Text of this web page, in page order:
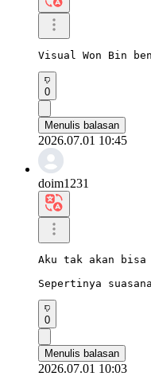
Visual Won Bin
0
Menulis balasan
2026.07.01 10:45
doim1231
Aku tak akan bisa
Sepertinya
0
Menulis balasan
2026.07.01 10:03